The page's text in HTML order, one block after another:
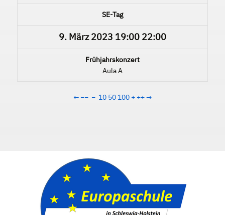
SE-Tag
9. März 2023 19:00 22:00
Frühjahrskonzert
Aula A
← −− − 10 50 100 + ++→